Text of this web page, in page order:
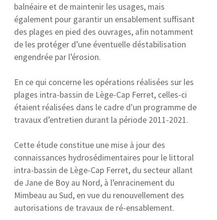
balnéaire et de maintenir les usages, mais
également pour garantir un ensablement suffisant
des plages en pied des ouvrages, afin notamment
de les protéger d’une éventuelle déstabilisation
engendrée par l’érosion.
En ce qui concerne les opérations réalisées sur les
plages intra-bassin de Lège-Cap Ferret, celles-ci
étaient réalisées dans le cadre d'un programme de
travaux d’entretien durant la période 2011-2021.
Cette étude constitue une mise à jour des
connaissances hydrosédimentaires pour le littoral
intra-bassin de Lège-Cap Ferret, du secteur allant
de Jane de Boy au Nord, à l’enracinement du
Mimbeau au Sud, en vue du renouvellement des
autorisations de travaux de ré-ensablement.